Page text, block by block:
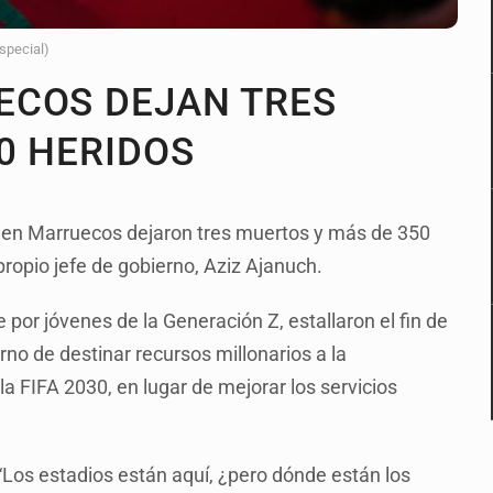
DEJAN TRES
HERIDOS
Marruecos dejaron tres muertos y más de 350
jefe de gobierno, Aziz Ajanuch.
jóvenes de la Generación Z, estallaron el fin de
de destinar recursos millonarios a la
FIFA 2030, en lugar de mejorar los servicios
estadios están aquí, ¿pero dónde están los